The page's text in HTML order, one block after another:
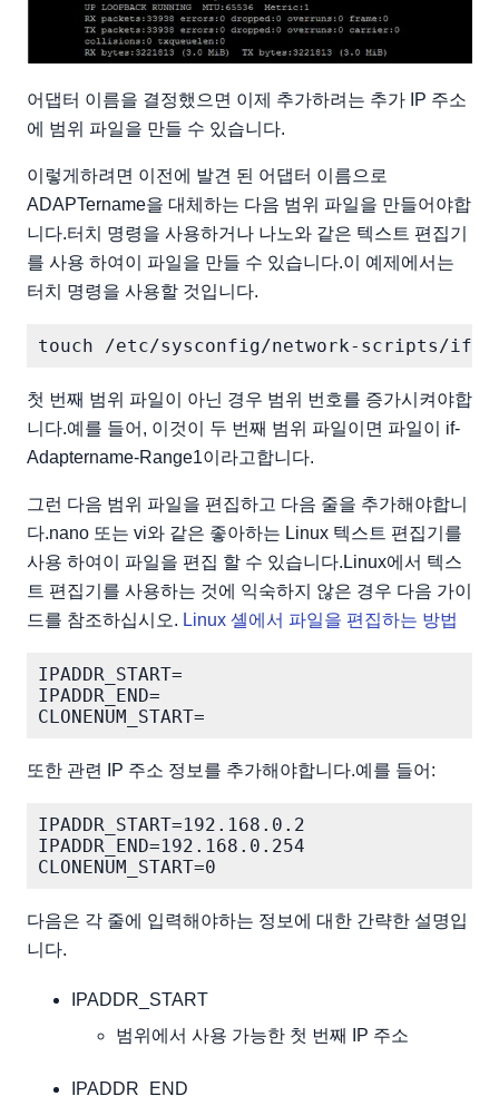
어댑터 이름을 결정했으면 이제 추가하려는 추가 IP 주소
에 범위 파일을 만들 수 있습니다.
이렇게하려면 이전에 발견 된 어댑터 이름으로
ADAPTername을 대체하는 다음 범위 파일을 만들어야합
니다.터치 명령을 사용하거나 나노와 같은 텍스트 편집기
를 사용 하여이 파일을 만들 수 있습니다.이 예제에서는
터치 명령을 사용할 것입니다.
첫 번째 범위 파일이 아닌 경우 범위 번호를 증가시켜야합
니다.예를 들어, 이것이 두 번째 범위 파일이면 파일이 if-
Adaptername-Range1이라고합니다.
그런 다음 범위 파일을 편집하고 다음 줄을 추가해야합니
다.nano 또는 vi와 같은 좋아하는 Linux 텍스트 편집기를
사용 하여이 파일을 편집 할 수 있습니다.Linux에서 텍스
트 편집기를 사용하는 것에 익숙하지 않은 경우 다음 가이
드를 참조하십시오. Linux 셸에서 파일을 편집하는 방법
IPADDR_START=
IPADDR_END=
또한 관련 IP 주소 정보를 추가해야합니다.예를 들어:
IPADDR_START=192.168.0.2
IPADDR_END=192.168.0.254
다음은 각 줄에 입력해야하는 정보에 대한 간략한 설명입
니다.
IPADDR_START
범위에서 사용 가능한 첫 번째 IP 주소
IPADDR_END